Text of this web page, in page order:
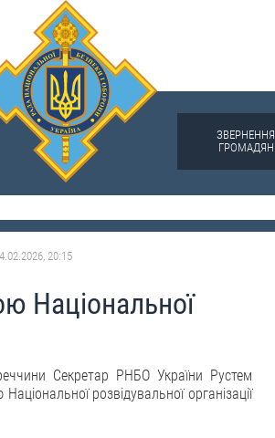
ЗВЕРНЕННЯ
ГРОМАДЯН
20:15
Національної
Секретар РНБО України Рустем
розвідувальної організації